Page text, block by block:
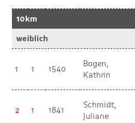
10km
weiblich
1 1 1540
Bogen,
Kathrin
2 1 1841
Schmidt,
Juliane